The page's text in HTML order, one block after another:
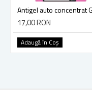
17,00 RON
Adaugă în Coş